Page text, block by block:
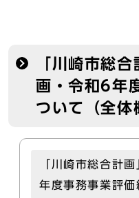
「川崎市総
画・令和6年
ついて（全体
「川崎市総合計
年度事務事業評価